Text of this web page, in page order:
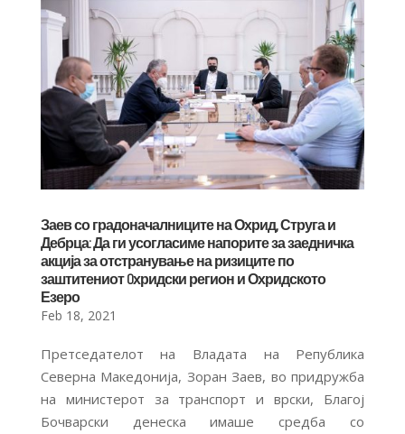
Заев со градоначалниците на Охрид, Струга и
Дебрца: Да ги усогласиме напорите за заедничка
акција за отстранување на ризиците по
заштитениот Oхридски регион и Охридското
Езеро
Feb 18, 2021
Претседателот на Владата на Република
Северна Македонија, Зоран Заев, во придружба
на министерот за транспорт и врски, Благој
Бочварски денеска имаше средба со